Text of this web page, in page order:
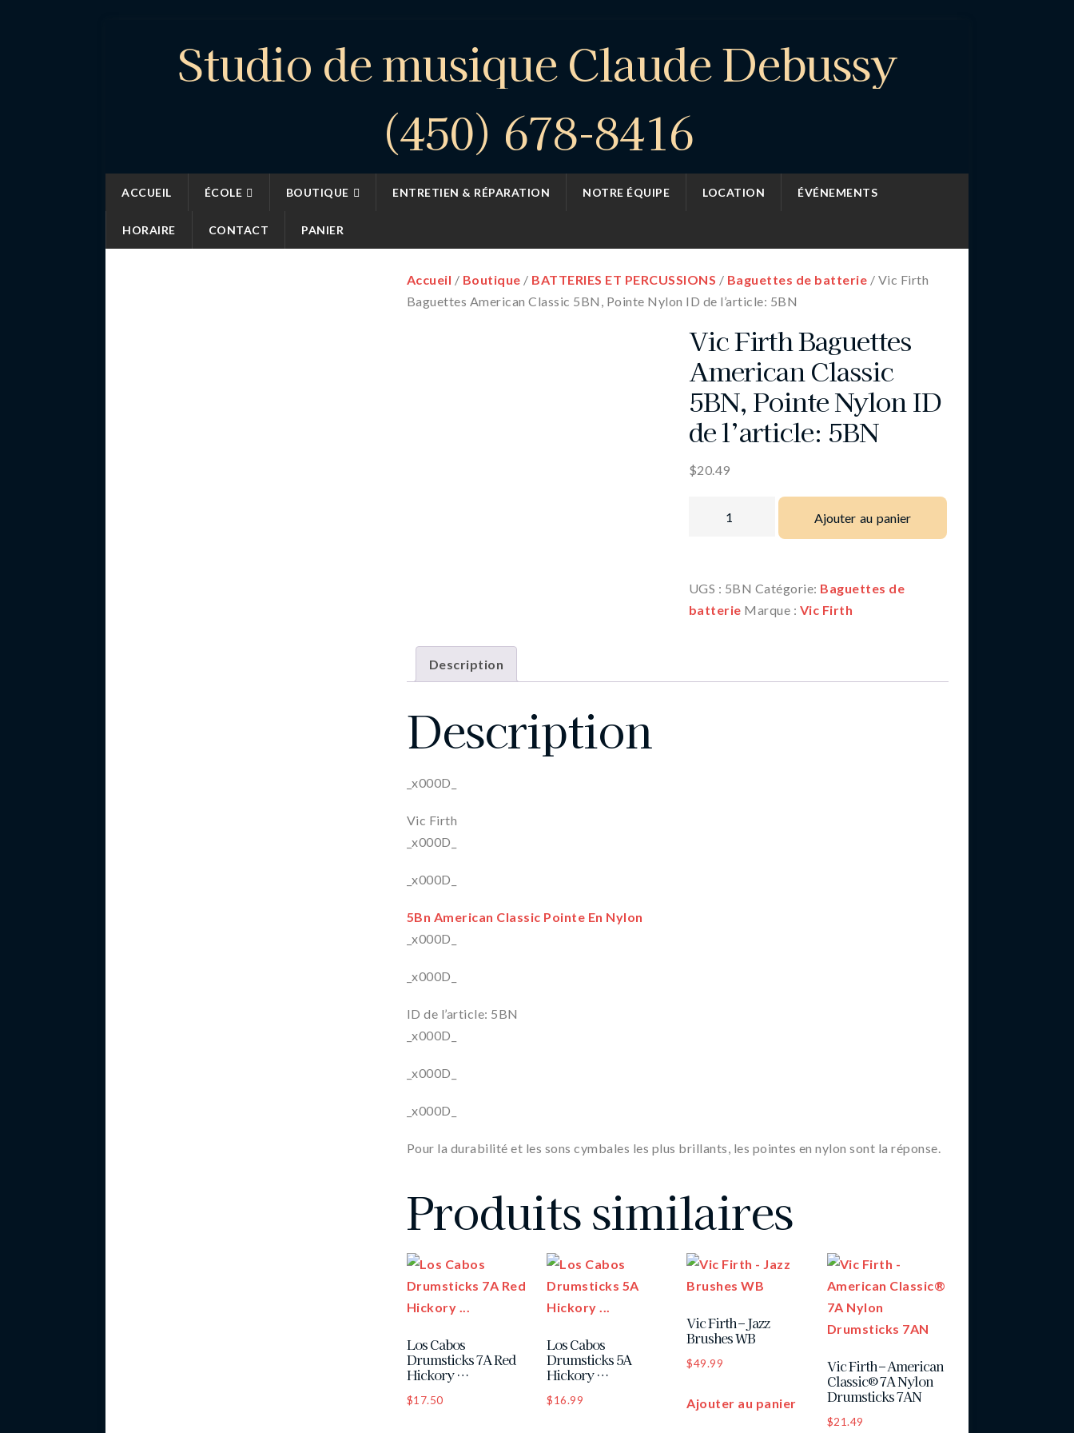
Studio de musique Claude Debussy
(450) 678-8416
ACCUEIL ÉCOLE BOUTIQUE ENTRETIEN & RÉPARATION NOTRE ÉQUIPE LOCATION ÉVÉNEMENTS
HORAIRE CONTACT PANIER
Accueil / Boutique / BATTERIES ET PERCUSSIONS / Baguettes de batterie / Vic Firth
Baguettes American Classic 5BN, Pointe Nylon ID de l’article: 5BN
Vic Firth Baguettes
American Classic
5BN, Pointe Nylon ID
de l’article: 5BN
$20.49
Ajouter au panier
UGS : 5BN Catégorie: Baguettes de
batterie Marque : Vic Firth
Description
Description
_x000D_
Vic Firth
_x000D_
_x000D_
5Bn American Classic Pointe En Nylon
_x000D_
_x000D_
ID de l’article: 5BN
_x000D_
_x000D_
_x000D_
Pour la durabilité et les sons cymbales les plus brillants, les pointes en nylon sont la réponse.
Produits similaires
Los Cabos
Drumsticks 7A Red
Hickory …
$17.50
Los Cabos
Drumsticks 5A
Hickory …
$16.99
Vic Firth – Jazz
Brushes WB
$49.99
Ajouter au panier
Vic Firth – American
Classic® 7A Nylon
Drumsticks 7AN
$21.49